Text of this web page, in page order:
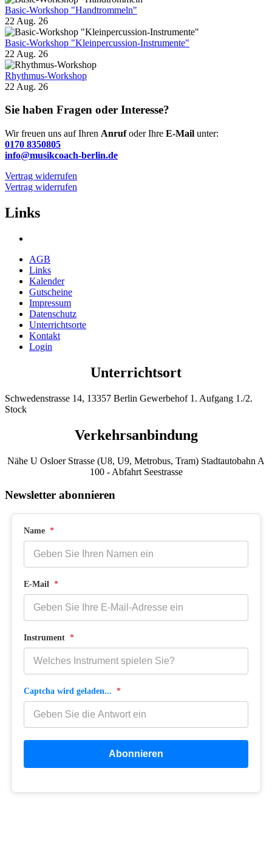
Basic-Workshop "Handtrommeln"
22 Aug. 26
Basic-Workshop "Kleinpercussion-Instrumente"
22 Aug. 26
Rhythmus-Workshop
22 Aug. 26
Sie haben Fragen oder Interesse?
Wir freuen uns auf Ihren Anrufoder Ihre E-Mail unter:
0170 8350805
info@musikcoach-berlin.de
Vertrag widerrufen
Vertrag widerrufen
Links
AGB
Links
Kalender
Gutscheine
Impressum
Datenschutz
Unterrichtsorte
Kontakt
Login
Unterrichtsort
Schwedenstrasse 14, 13357 Berlin Gewerbehof 1. Aufgang 1./2.
Stock
Verkehrsanbindung
Nähe U Osloer Strasse (U8, U9, Metrobus, Tram) Stadtautobahn A
100 - Abfahrt Seestrasse
Newsletter abonnieren
Name *
E-Mail *
Instrument *
Captcha wird geladen... *
Abonnieren